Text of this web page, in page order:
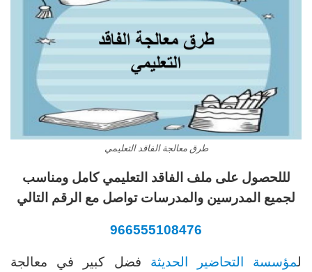
طرق معالجة الفاقد التعليمي
لللحصول على ملف الفاقد التعليمي كامل ومناسب
لجميع المدرسين والمدرسات تواصل مع الرقم التالي
966555108476
لمؤسسة التحاضير الحديثة فضل كبير في معالجة